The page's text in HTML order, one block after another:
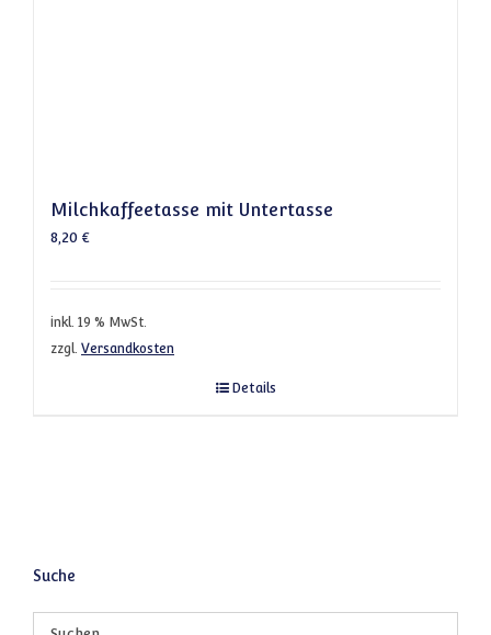
Milchkaffeetasse mit Untertasse
8,20 €
inkl. 19 % MwSt.
zzgl. Versandkosten
Details
Suche